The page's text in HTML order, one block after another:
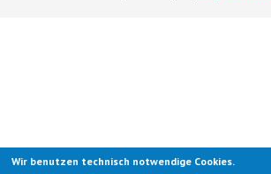
Wir benutzen technisch notwendige Cookies.